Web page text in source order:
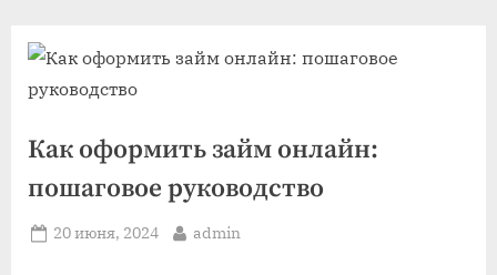
Как оформить займ онлайн:
пошаговое руководство
Posted
20 июня, 2024 By
admin